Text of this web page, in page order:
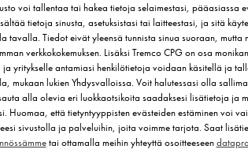
voi tallentaa tai hakea tietoja selaimestasi, pääasiassa
tietoja sinusta, asetuksistasi tai laitteestasi, ja sitä
tavalla. Tiedot eivät yleensä tunnista sinua suoraan, mutta
verkkokokemuksen. Lisäksi Tremco CPG on osa
yritykselle antamiasi henkilötietoja voidaan käsitellä ja
mukaan lukien Yhdysvalloissa. Voit halutessasi olla
alla olevia eri luokkaotsikoita saadaksesi lisätietoja ja
Huomaa, että tietyntyyppisten evästeiden estäminen voi
sivustolla ja palveluihin, joita voimme tarjota. Saat
tai ottamalla meihin yhteyttä osoitteeseen